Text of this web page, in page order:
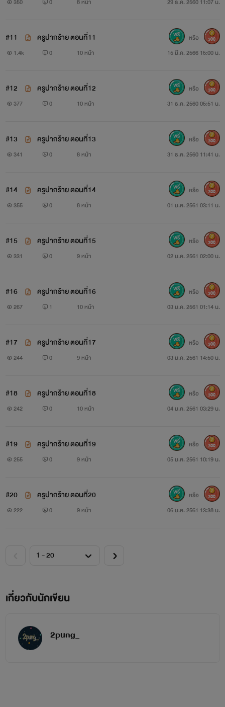
#11 ครูปากร้าย ตอนที่11
1.4k 0 10 หน้า 15 มี.ค. 2566 15:00 น.
หรือ 300
#12 ครูปากร้าย ตอนที่12
377 0 10 หน้า 31 ธ.ค. 2560 05:51 น.
หรือ 300
#13 ครูปากร้าย ตอนที่13
341 0 8 หน้า 31 ธ.ค. 2560 11:41 น.
หรือ 300
#14 ครูปากร้าย ตอนที่14
355 0 8 หน้า 01 ม.ค. 2561 03:11 น.
หรือ 300
#15 ครูปากร้าย ตอนที่15
331 0 9 หน้า 02 ม.ค. 2561 02:00 น.
หรือ 300
#16 ครูปากร้าย ตอนที่16
267 1 10 หน้า 03 ม.ค. 2561 01:14 น.
หรือ 300
#17 ครูปากร้าย ตอนที่17
244 0 9 หน้า 03 ม.ค. 2561 14:50 น.
หรือ 300
#18 ครูปากร้าย ตอนที่18
242 0 10 หน้า 04 ม.ค. 2561 03:29 น.
หรือ 300
#19 ครูปากร้าย ตอนที่19
255 0 9 หน้า 05 ม.ค. 2561 10:19 น.
หรือ 300
#20 ครูปากร้าย ตอนที่20
222 0 9 หน้า 06 ม.ค. 2561 13:38 น.
หรือ 300
เกี่ยวกับนักเขียน
2pung_